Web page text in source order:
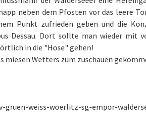
neben dem Pfosten vor das leere
Punkt zufrieden geben und die
Dessau. Dort sollte man wieder mit
in die "Hose" gehen!
miesen Wetters zum zuschauen
weiss-woerlitz-sg-empor-